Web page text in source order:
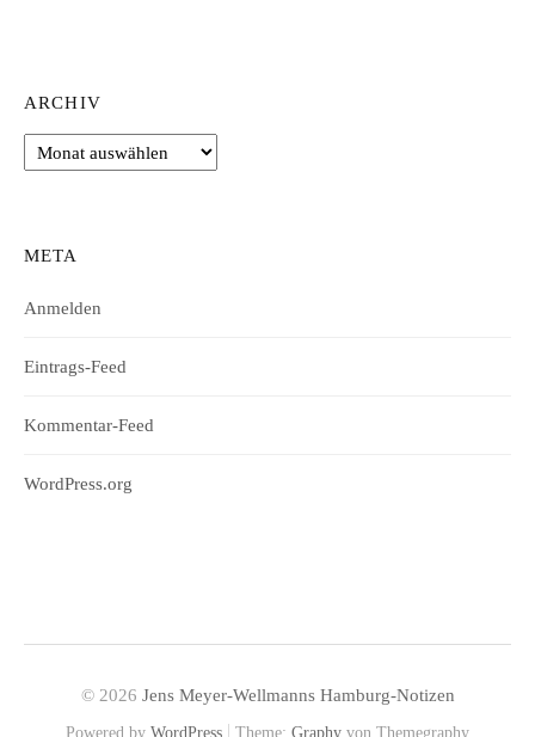
ARCHIV
Archiv
META
Anmelden
Eintrags-Feed
Kommentar-Feed
WordPress.org
© 2026 Jens Meyer-Wellmanns Hamburg-Notizen
Powered by WordPress Theme: Graphy von Themegraphy